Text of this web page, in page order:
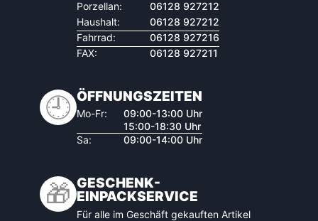
Porzellan:
06128 927212
Haushalt:
06128 927212
Fahrrad:
06128 927216
FAX:
06128 927211
🕘 ÖFFNUNGSZEITEN
Mo-Fr:
09:00-13:00 Uhr
15:00-18:30 Uhr
Sa:
09:00-14:00 Uhr
🎁 GESCHENK-
EINPACKSERVICE
Für alle im Geschäft gekauften Artikel